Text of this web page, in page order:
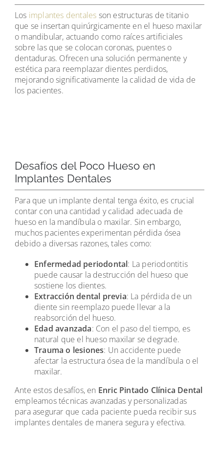
Los implantes dentales son estructuras de titanio
que se insertan quirúrgicamente en el hueso maxilar
o mandibular, actuando como raíces artificiales
sobre las que se colocan coronas, puentes o
dentaduras. Ofrecen una solución permanente y
estética para reemplazar dientes perdidos,
mejorando significativamente la calidad de vida de
los pacientes.
Desafíos del Poco Hueso en
Implantes Dentales
Para que un implante dental tenga éxito, es crucial
contar con una cantidad y calidad adecuada de
hueso en la mandíbula o maxilar. Sin embargo,
muchos pacientes experimentan pérdida ósea
debido a diversas razones, tales como:
Enfermedad periodontal: La periodontitis
puede causar la destrucción del hueso que
sostiene los dientes.
Extracción dental previa: La pérdida de un
diente sin reemplazo puede llevar a la
reabsorción del hueso.
Edad avanzada: Con el paso del tiempo, es
natural que el hueso maxilar se degrade.
Trauma o lesiones: Un accidente puede
afectar la estructura ósea de la mandíbula o el
maxilar.
Ante estos desafíos, en Enric Pintado Clínica Dental
empleamos técnicas avanzadas y personalizadas
para asegurar que cada paciente pueda recibir sus
implantes dentales de manera segura y efectiva.